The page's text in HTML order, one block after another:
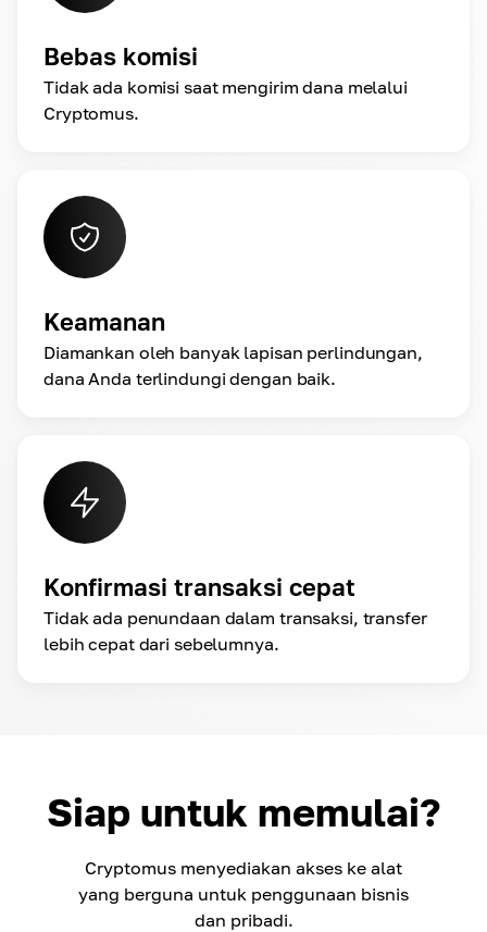
Bebas komisi
Tidak ada komisi saat mengirim dana melalui
Cryptomus.
Keamanan
Diamankan oleh banyak lapisan perlindungan,
dana Anda terlindungi dengan baik.
Konfirmasi transaksi cepat
Tidak ada penundaan dalam transaksi, transfer
lebih cepat dari sebelumnya.
Siap untuk memulai?
Cryptomus menyediakan akses ke alat
yang berguna untuk penggunaan bisnis
dan pribadi.